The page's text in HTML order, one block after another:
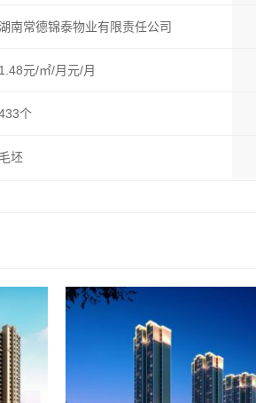
南常德锦泰物业有限责任公司
1.48元/㎡/月元/月
个
毛坯